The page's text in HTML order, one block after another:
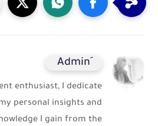
enthusiast, I dedicate
personal insights and
I gain from the